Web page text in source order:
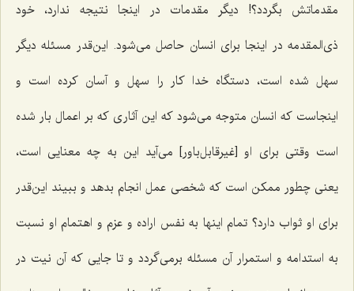
مقدماتش بگردد؟! دیگر مقدمات در اینجا نتیجه ندارد، خود
ذی‌المقدمه در اینجا براى انسان حاصل مى‌شود. این‌قدر مسئله دیگر
سهل شده است، دستگاه خدا کار را سهل و آسان کرده است و
اینجاست که انسان متوجه مى‌شود که این آثارى که بر اعمال بار شده
است وقتى براى او [غیرقابل‌باور] مى‌آید این به چه معنایى است،
یعنى چطور ممکن است که شخصى عمل انجام بدهد و ببیند این‌قدر
براى او ثواب دارد؟ تمام اینها به نفس اراده و عزم و اهتمام او نسبت
به استدامه و استمرار آن مسئله برمى‌گردد و تا جایى که آن نیت در